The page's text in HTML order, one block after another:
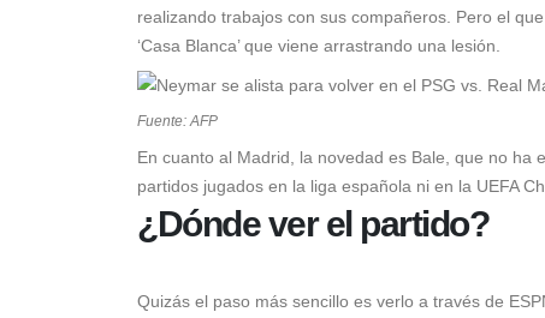
realizando trabajos con sus compañeros. Pero el
‘Casa Blanca’ que viene arrastrando una lesión.
Fuente: AFP
En cuanto al Madrid, la novedad es Bale, que no ha
partidos jugados en la liga española ni en la UEFA
¿Dónde ver el partido?
Quizás el paso más sencillo es verlo a través de